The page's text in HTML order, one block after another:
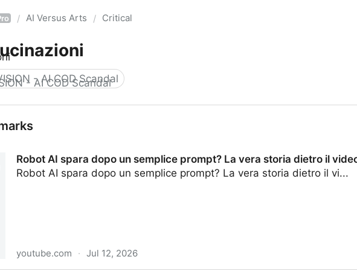
/ AI Versus Arts / Critical
- AI COD Scandal
Robot AI spara dopo un semplice prompt? La vera storia dietro il
Robot AI spara dopo un semplice prompt? La vera storia dietro il vi...
youtube.com · Jul 12, 2026